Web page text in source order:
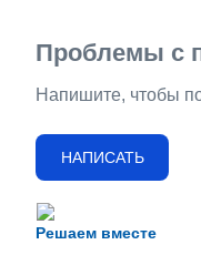
Решаем вместе
Проблемы с
Напишите, чтобы
НАПИСАТЬ